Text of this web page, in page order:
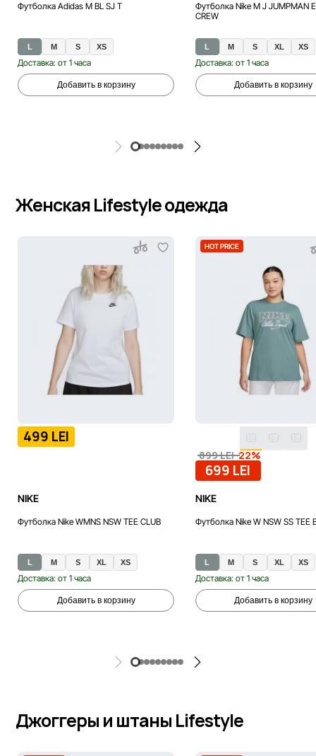
Футболка Adidas M BL SJ T
L M S XS
Доставка: от 1 часа
Добавить в корзину
Футболка Nike M J JUMPMAN
CREW
L M S XL XS
Доставка: от 1 часа
Добавить в корзину
Женская Lifestyle одежда
499 LEI
NIKE
Футболка Nike WMNS NSW TEE CLUB
L M S XL XS
Доставка: от 1 часа
Добавить в корзину
HOT PRICE
899 LEI-22%
699 LEI
NIKE
Футболка Nike W NSW SS TEE
L M S XL XS
Доставка: от 1 часа
Добавить в корзину
Джоггеры и штаны Lifestyle